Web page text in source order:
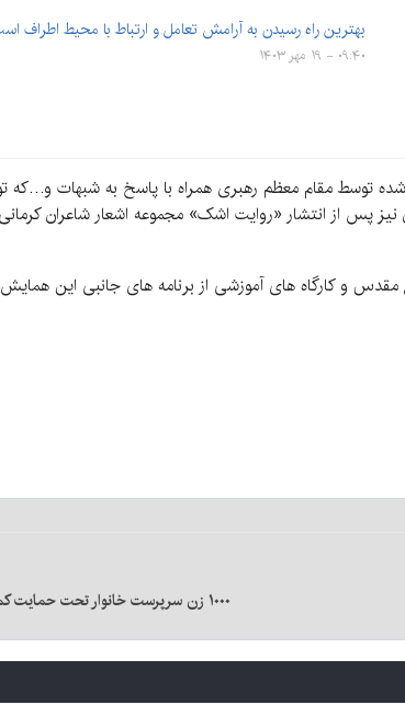
بهترین راه رسیدن به آرامش تعامل و ارتباط با محیط اطراف
۰۹:۴۰ - ۱۹ مهر ۱۴۰۳
همه مباحث جمعیتی مطرح شده توسط مقام معظم رهبری همراه با پاسخ به
مقدس و کارگاه های آموزشی از برنامه های جانبی این
۱۰۰۰ زن سرپرست خانوار تحت حمایت کمیته امداد کرمان فاقد مسکن هستند